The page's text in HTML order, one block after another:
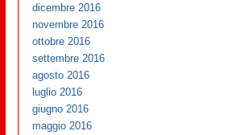
dicembre 2016
novembre 2016
ottobre 2016
settembre 2016
agosto 2016
luglio 2016
giugno 2016
maggio 2016